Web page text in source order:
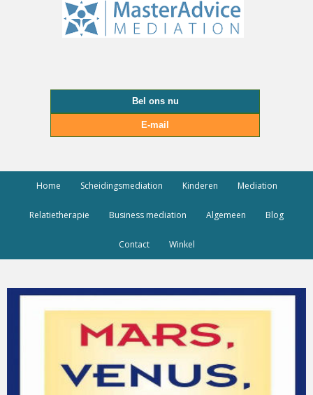
Bel ons nu
E-mail
Home Scheidingsmediation Kinderen Mediation
Relatietherapie Business mediation Algemeen Blog
Contact Winkel